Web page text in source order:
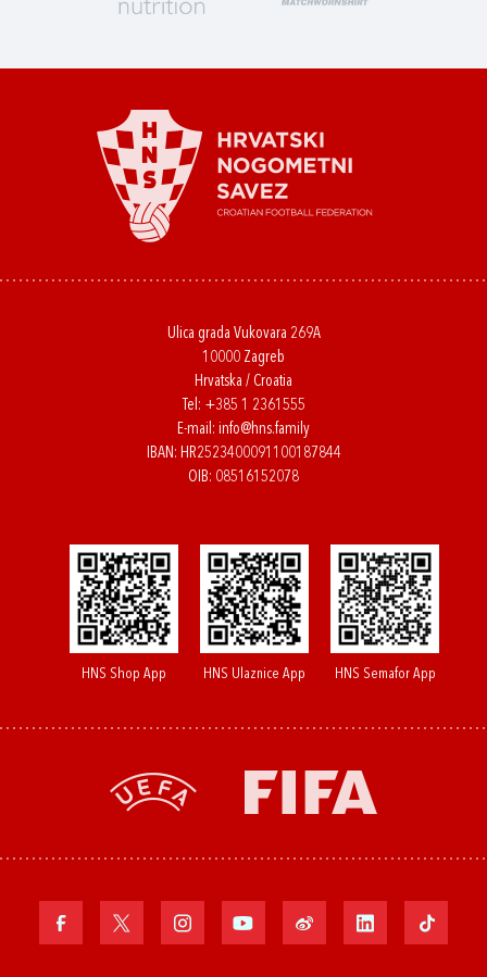
Ulica grada Vukovara 269A
10000 Zagreb
Hrvatska / Croatia
Tel: +385 1 2361555
E-mail: info@hns.family
IBAN: HR2523400091100187844
OIB: 08516152078
HNS Shop App HNS Ulaznice App HNS Semafor App